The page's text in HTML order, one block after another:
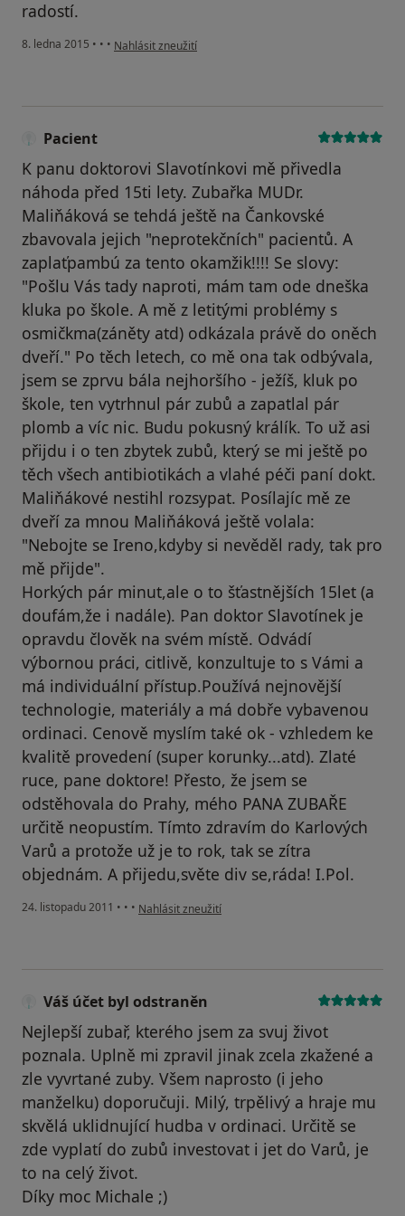
radostí.
8. ledna 2015 • • • podle názoru uživatele Váš účet byl odstraněn
Nahlásit zneužití
Pacient
K panu doktorovi Slavotínkovi mě přivedla
náhoda před 15ti lety. Zubařka MUDr.
Maliňáková se tehdá ještě na Čankovské
zbavovala jejich "neprotekčních" pacientů. A
zaplaťpambú za tento okamžik!!!! Se slovy:
"Pošlu Vás tady naproti, mám tam ode dneška
kluka po škole. A mě z letitými problémy s
osmičkma(záněty atd) odkázala právě do oněch
dveří." Po těch letech, co mě ona tak odbývala,
jsem se zprvu bála nejhoršího - ježíš, kluk po
škole, ten vytrhnul pár zubů a zapatlal pár
plomb a víc nic. Budu pokusný králík. To už asi
přijdu i o ten zbytek zubů, který se mi ještě po
těch všech antibiotikách a vlahé péči paní dokt.
Maliňákové nestihl rozsypat. Posílajíc mě ze
dveří za mnou Maliňáková ještě volala:
"Nebojte se Ireno,kdyby si nevěděl rady, tak pro
mě přijde".
Horkých pár minut,ale o to šťastnějších 15let (a
doufám,že i nadále). Pan doktor Slavotínek je
opravdu člověk na svém místě. Odvádí
výbornou práci, citlivě, konzultuje to s Vámi a
má individuální přístup.Používá nejnovější
technologie, materiály a má dobře vybavenou
ordinaci. Cenově myslím také ok - vzhledem ke
kvalitě provedení (super korunky...atd). Zlaté
ruce, pane doktore! Přesto, že jsem se
odstěhovala do Prahy, mého PANA ZUBAŘE
určitě neopustím. Tímto zdravím do Karlových
Varů a protože už je to rok, tak se zítra
objednám. A přijedu,světe div se,ráda! I.Pol.
24. listopadu 2011 • • • podle názoru uživatele Pacient
Nahlásit zneužití
Váš účet byl odstraněn
Nejlepší zubař, kterého jsem za svuj život
poznala. Uplně mi zpravil jinak zcela zkažené a
zle vyvrtané zuby. Všem naprosto (i jeho
manželku) doporučuji. Milý, trpělivý a hraje mu
skvělá uklidnující hudba v ordinaci. Určitě se
zde vyplatí do zubů investovat i jet do Varů, je
to na celý život.
Díky moc Michale ;)